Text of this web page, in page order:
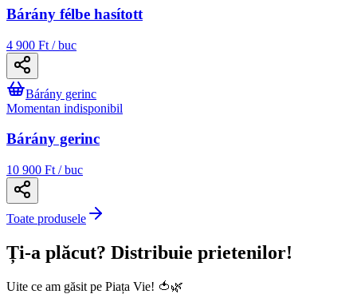
Bárány félbe hasított
4 900 Ft / buc
Bárány gerinc
Momentan indisponibil
Bárány gerinc
10 900 Ft / buc
Toate produsele
Ți-a plăcut? Distribuie prietenilor!
Uite ce am găsit pe Piața Vie! 🍅🌿